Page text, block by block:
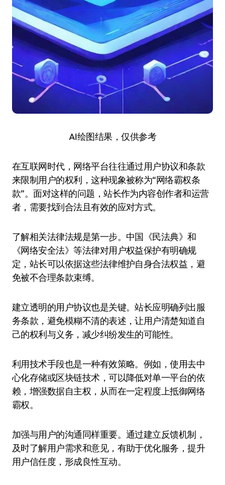
AI绘图结果，仅供参考
在互联网时代，网络平台往往通过用户协议和条款
来限制用户的权利，这种现象被称为“网络霸权条
款”。面对这样的问题，站长作为内容创作者和运营
者，需要找到合法且有效的应对方式。
了解相关法律法规是第一步。中国《民法典》和
《网络安全法》等法律对用户权益保护有明确规
定，站长可以依据这些法律维护自身合法权益，避
免被不合理条款束缚。
建立透明的用户协议也是关键。站长应明确列出服
务条款，避免模糊不清的表述，让用户清楚知道自
己的权利与义务，减少纠纷发生的可能性。
利用技术手段也是一种有效策略。例如，使用去中
心化存储或区块链技术，可以降低对单一平台的依
赖，增强数据自主权，从而在一定程度上抵御网络
霸权。
加强与用户的沟通同样重要。通过建立反馈机制，
及时了解用户需求和意见，有助于优化服务，提升
用户信任度，形成良性互动。